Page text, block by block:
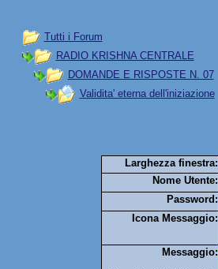
Tutti i Forum
RADIO KRISHNA CENTRALE
DOMANDE E RISPOSTE N. 07
Validita' eterna dell'iniziazione
Larghezza finestra:
Nome Utente:
Password:
Icona Messaggio:
Messaggio: